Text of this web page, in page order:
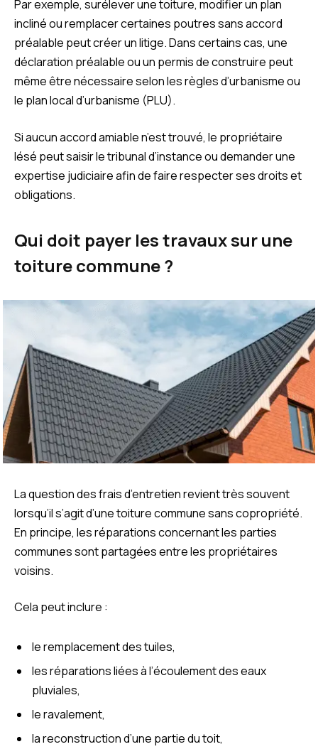
Par exemple, surélever une toiture, modifier un plan
incliné ou remplacer certaines poutres sans accord
préalable peut créer un litige. Dans certains cas, une
déclaration préalable ou un permis de construire peut
même être nécessaire selon les règles d’urbanisme ou
le plan local d’urbanisme (PLU).
Si aucun accord amiable n’est trouvé, le propriétaire
lésé peut saisir le tribunal d’instance ou demander une
expertise judiciaire afin de faire respecter ses droits et
obligations.
Qui doit payer les travaux sur une
toiture commune ?
La question des frais d’entretien revient très souvent
lorsqu’il s’agit d’une toiture commune sans copropriété.
En principe, les réparations concernant les parties
communes sont partagées entre les propriétaires
voisins.
Cela peut inclure :
le remplacement des tuiles,
les réparations liées à l’écoulement des eaux
pluviales,
le ravalement,
la reconstruction d’une partie du toit,